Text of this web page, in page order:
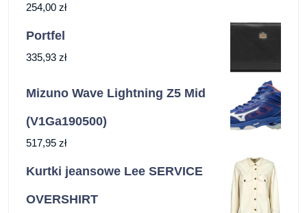
254,00 zł
Portfel
335,93 zł
Mizuno Wave Lightning Z5 Mid
(V1Ga190500)
517,95 zł
Kurtki jeansowe Lee SERVICE
OVERSHIRT